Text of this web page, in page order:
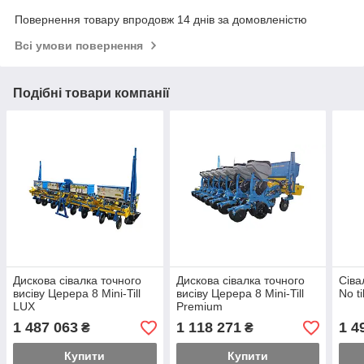
Повернення товару впродовж 14 днів за домовленістю
Всі умови повернення
Подібні товари компанії
Дискова сівалка точного
висіву Церера 8 Mini-Till
LUX
1 487 063 ₴
Купити
Дискова сівалка точного
висіву Церера 8 Mini-Till
Premium
1 118 271₴
Купити
No
1